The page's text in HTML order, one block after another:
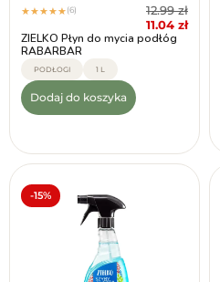
★★★★★(6) 12.99zł
11.04 zł
ZIELKO Płyn do mycia podłóg
RABARBAR
PODŁOGI 1 L
Dodaj do koszyka
-15%